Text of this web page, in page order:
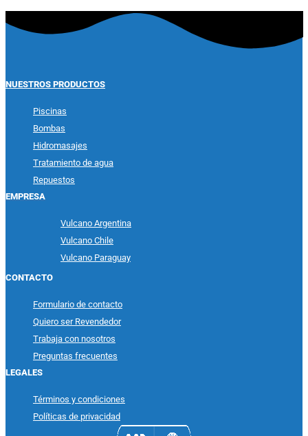
NUESTROS PRODUCTOS
Piscinas
Bombas
Hidromasajes
Tratamiento de agua
Repuestos
EMPRESA
Vulcano Argentina
Vulcano Chile
Vulcano Paraguay
CONTACTO
Formulario de contacto
Quiero ser Revendedor
Trabaja con nosotros
Preguntas frecuentes
LEGALES
Términos y condiciones
Políticas de privacidad